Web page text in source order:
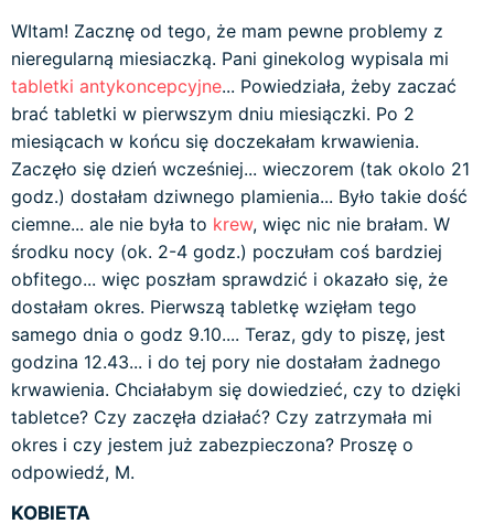
WItam! Zacznę od tego, że mam pewne problemy z
nieregularną miesiaczką. Pani ginekolog wypisala mi
tabletki antykoncepcyjne... Powiedziała, żeby zaczać
brać tabletki w pierwszym dniu miesiączki. Po 2
miesiącach w końcu się doczekałam krwawienia.
Zaczęło się dzień wcześniej... wieczorem (tak okolo 21
godz.) dostałam dziwnego plamienia... Było takie dość
ciemne... ale nie była to krew, więc nic nie brałam. W
środku nocy (ok. 2-4 godz.) poczułam coś bardziej
obfitego... więc poszłam sprawdzić i okazało się, że
dostałam okres. Pierwszą tabletkę wzięłam tego
samego dnia o godz 9.10.... Teraz, gdy to piszę, jest
godzina 12.43... i do tej pory nie dostałam żadnego
krwawienia. Chciałabym się dowiedzieć, czy to dzięki
tabletce? Czy zaczęła działać? Czy zatrzymała mi
okres i czy jestem już zabezpieczona? Proszę o
odpowiedź, M.
KOBIETA